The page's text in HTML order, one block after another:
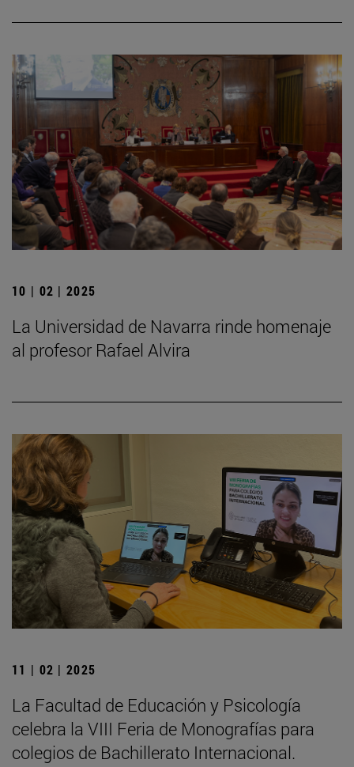
10 | 02 | 2025
La Universidad de Navarra rinde homenaje
al profesor Rafael Alvira
11 | 02 | 2025
La Facultad de Educación y Psicología
celebra la VIII Feria de Monografías para
colegios de Bachillerato Internacional.